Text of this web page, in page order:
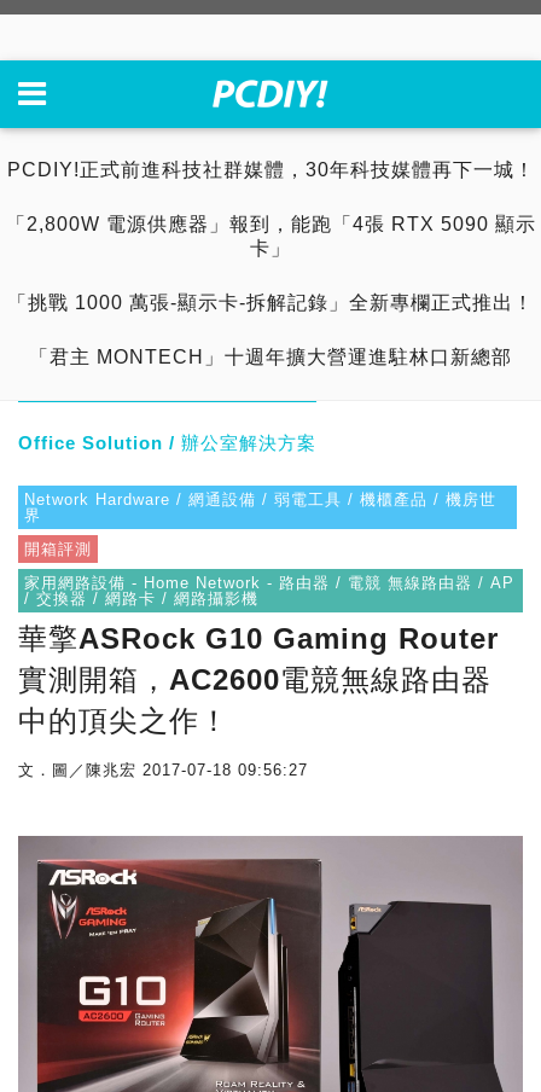
PCDIY!正式前進科技社群媒體，30年科技媒體再下一城！
「2,800W 電源供應器」報到，能跑「4張 RTX 5090 顯示
卡」
「挑戰 1000 萬張-顯示卡-拆解記錄」全新專欄正式推出！
「君主 MONTECH」十週年擴大營運進駐林口新總部
Office Solution / 辦公室解決方案
Network Hardware / 網通設備 / 弱電工具 / 機櫃產品 / 機房世
界
開箱評測
家用網路設備 - Home Network - 路由器 / 電競 無線路由器 / AP
/ 交換器 / 網路卡 / 網路攝影機
華擎ASRock G10 Gaming Router
實測開箱，AC2600電競無線路由器
中的頂尖之作！
文．圖／陳兆宏 2017-07-18 09:56:27